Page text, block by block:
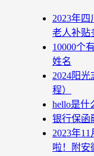
2023年
老人补贴
10000个
姓名
2024阳
程）
hello是什
银行保函
2023年
啦！附安